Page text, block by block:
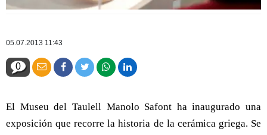
05.07.2013 11:43
0
El Museu del Taulell Manolo Safont ha inaugurado una
exposición que recorre la historia de la cerámica griega. Se